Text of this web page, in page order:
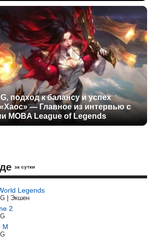
подход к балансу и успех
— Главное из интервью с
MOBA League of Legends
за сутки
Legends
| Экшен
2
M